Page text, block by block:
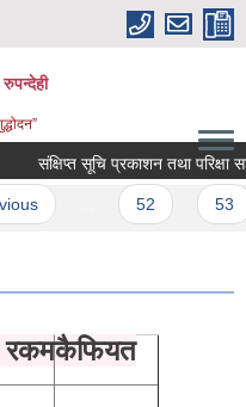
संक्षिप्त सूचि प्रकाशन तथा परिक्षा
कैफियत